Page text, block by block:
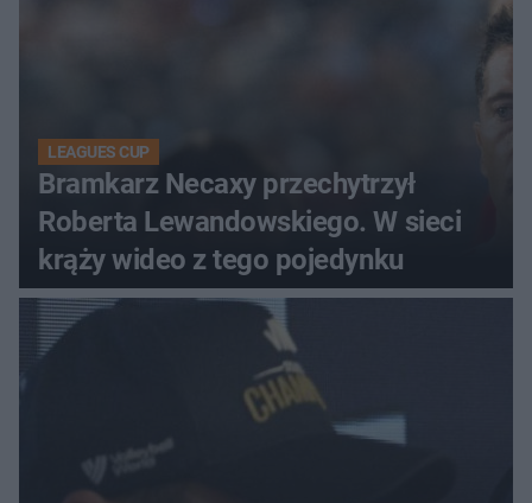
LEAGUES CUP
Bramkarz Necaxy przechytrzył
Roberta Lewandowskiego. W sieci
krąży wideo z tego pojedynku